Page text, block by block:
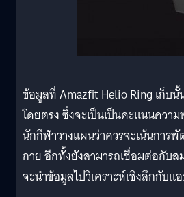
ข้อมูลที่ Amazfit Helio Ring เก็บ
โดยตรง ซึ่งจะเป็นเป็นคะแนนควา
นักกีฬาวางแผนว่าควรจะเน้นกา
กาย อีกทั้งยังสามารถเชื่อมต่อกับ
จะนำข้อมูลไปวิเคราะห์เชิงลึกกับแ